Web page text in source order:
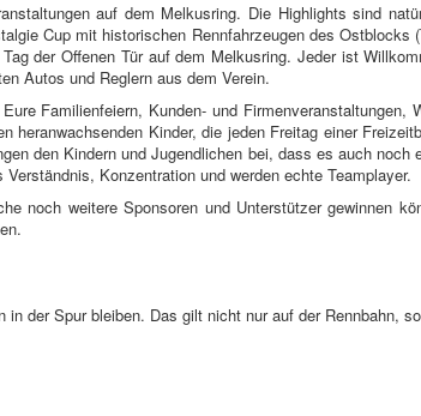
auf dem Melkusring. Die Highlights sind
Cup mit historischen Rennfahrzeugen des
der Offenen Tür auf dem Melkusring. Jeder ist
Autos und Reglern aus dem Verein.
Familienfeiern, Kunden- und Firmenveranstaltungen,
heranwachsenden Kinder, die jeden Freitag einer
den Kindern und Jugendlichen bei, dass es auch
Konzentration und werden echte Teamplayer.
noch weitere Sponsoren und Unterstützer gewinnen
der Spur bleiben. Das gilt nicht nur auf der Rennbahn,